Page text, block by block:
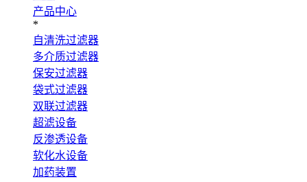
产品中心
*
自清洗过滤器
多介质过滤器
保安过滤器
袋式过滤器
双联过滤器
超滤设备
反渗透设备
软化水设备
加药装置